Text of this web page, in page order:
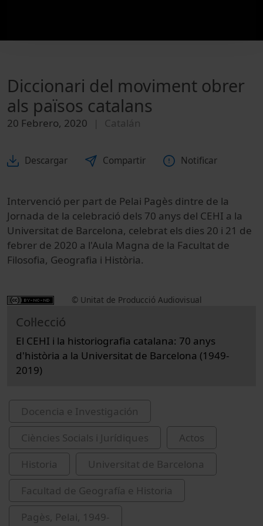
Diccionari del moviment obrer
als països catalans
20 Febrero, 2020 Catalán
Descargar Compartir Notificar
Intervenció per part de Pelai Pagès dintre de la
Jornada de la celebració dels 70 anys del CEHI a la
Universitat de Barcelona, celebrat els dies 20 i 21 de
febrer de 2020 a l'Aula Magna de la Facultat de
Filosofia, Geografia i Història.
© Unitat de Producció Audiovisual
Col·lecció
El CEHI i la historiografia catalana: 70 anys
d'història a la Universitat de Barcelona (1949-
2019)
Docencia e Investigación
Ciències Socials i Jurídiques
Actos
Historia
Universitat de Barcelona
Facultad de Geografía e Historia
Pagès, Pelai, 1949-